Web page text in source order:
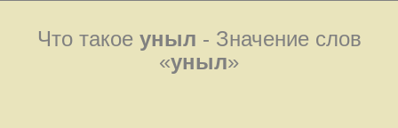
Что такое уныл - Значение слов
«уныл»